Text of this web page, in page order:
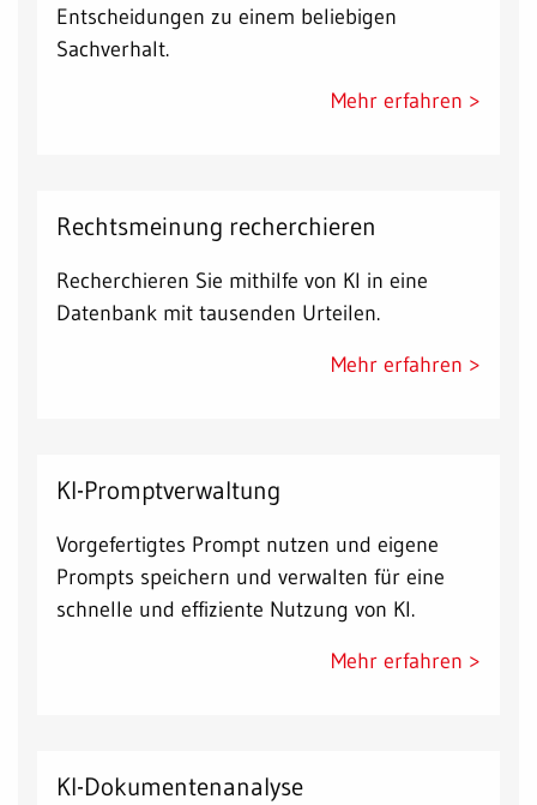
Entscheidungen zu einem beliebigen
Sachverhalt.
Mehr erfahren >
Rechtsmeinung recherchieren
Recherchieren Sie mithilfe von KI in eine
Datenbank mit tausenden Urteilen.
Mehr erfahren >
KI-Promptverwaltung
Vorgefertigtes Prompt nutzen und eigene
Prompts speichern und verwalten für eine
schnelle und effiziente Nutzung von KI.
Mehr erfahren >
KI-Dokumentenanalyse